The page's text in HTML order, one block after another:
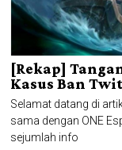
[Rekap]
Kasus Ban
Selamat datang di
sama dengan ONE
sejumlah info